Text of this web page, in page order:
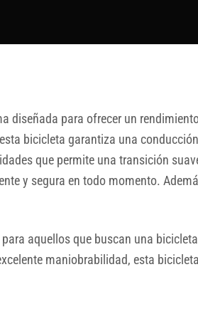
diseñada para ofrecer un
bicicleta garantiza una
que permite una transición
y segura en todo momento.
aquellos que buscan una
maniobrabilidad, esta